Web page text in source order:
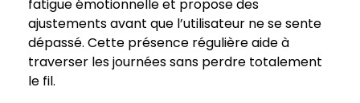
fatigue émotionnelle et propose des
ajustements avant que l’utilisateur ne se sente
dépassé. Cette présence régulière aide à
traverser les journées sans perdre totalement
le fil.